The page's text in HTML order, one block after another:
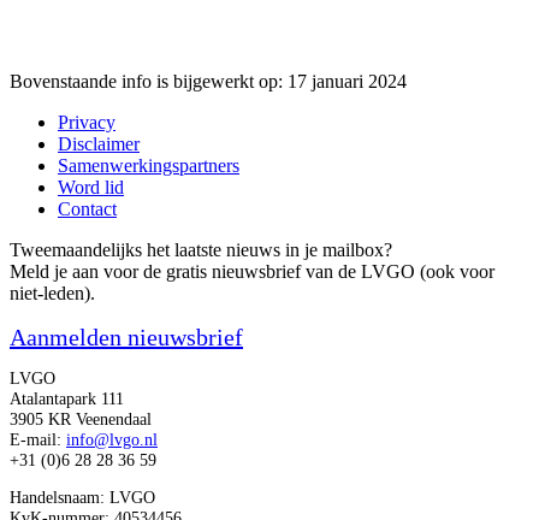
Bovenstaande info is bijgewerkt op: 17 januari 2024
Privacy
Disclaimer
Samenwerkingspartners
Word lid
Contact
Tweemaandelijks het laatste nieuws in je mailbox?
Meld je aan voor de gratis nieuwsbrief van de LVGO (ook voor
niet-leden).
Aanmelden nieuwsbrief
LVGO
Atalantapark 111
3905 KR Veenendaal
E-mail: info@lvgo.nl
+31 (0)6 28 28 36 59
Handelsnaam: LVGO